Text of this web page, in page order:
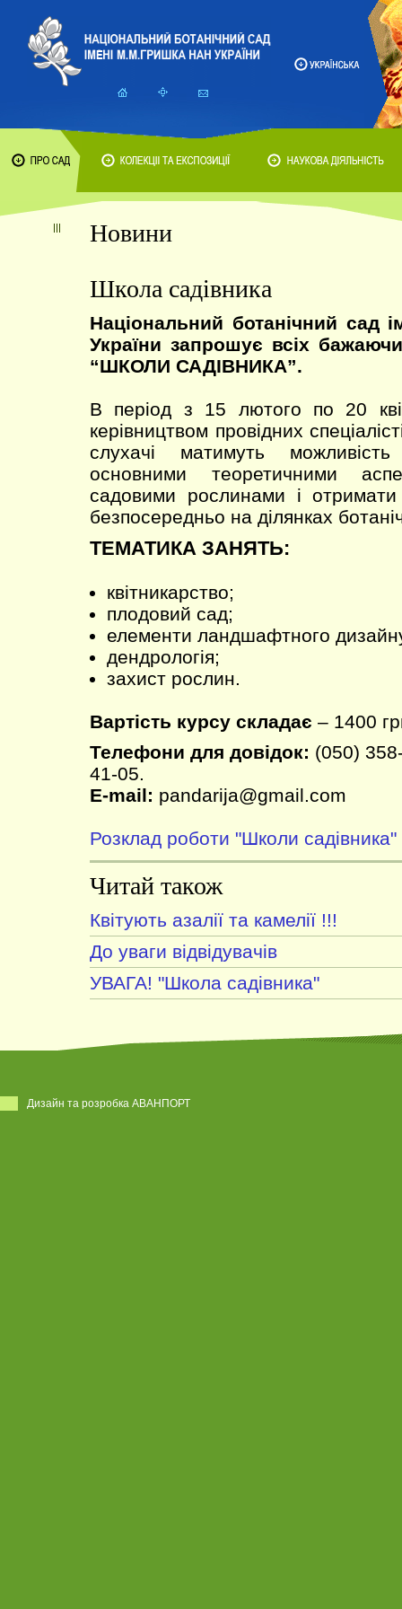
Новини
Школа садівника
Національний ботанічний сад
України запрошує всіх
“ШКОЛИ САДІВНИКА”.
В період з 15 лютого по 20
керівництвом провідних
слухачі матимуть
основними теоретичними
садовими рослинами і отримати
безпосередньо на ділянках
ТЕМАТИКА ЗАНЯТЬ:
квітникарство;
плодовий сад;
елементи ландшафтного
дендрологія;
захист рослин.
Вартість курсу складає – 1400
Телефони для довідок: (050)
41-05.
E-mail: pandarija@gmail.com
Розклад роботи "Школи садівника"
Читай також
Квітують азалії та камелії !!!
До уваги відвідувачів
УВАГА! "Школа садівника"
Дизайн та розробка АВАНПОРТ